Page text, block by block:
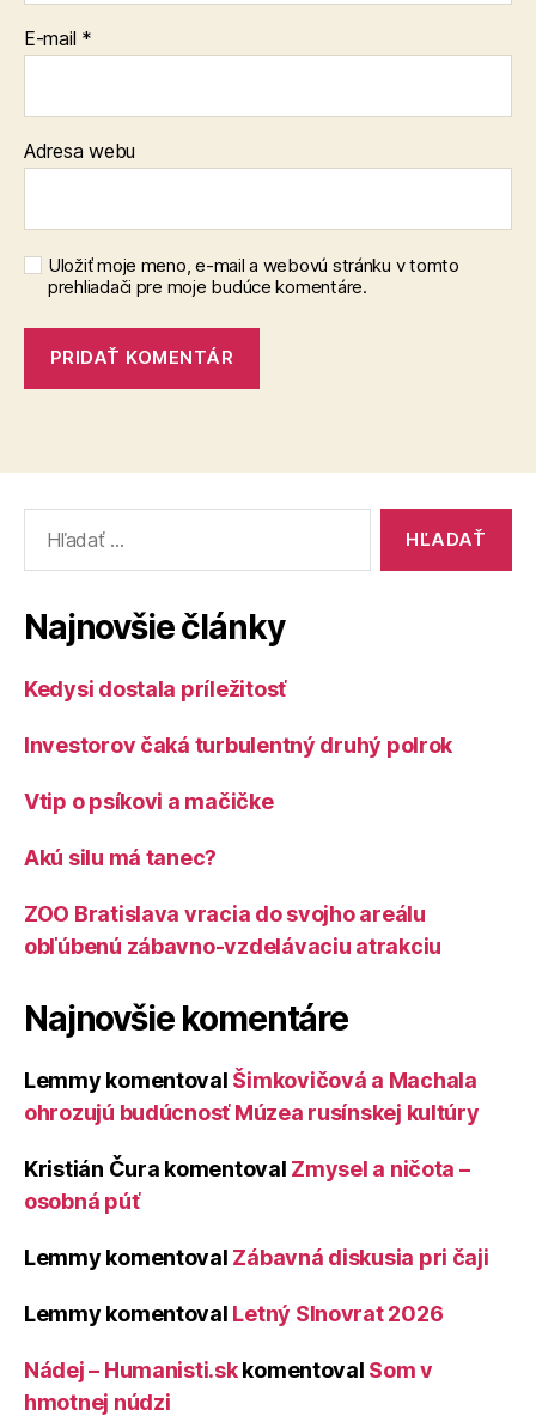
E-mail *
Adresa webu
Uložiť moje meno, e-mail a webovú stránku v tomto
prehliadači pre moje budúce komentáre.
Najnovšie články
Kedysi dostala príležitosť
Investorov čaká turbulentný druhý polrok
Vtip o psíkovi a mačičke
Akú silu má tanec?
ZOO Bratislava vracia do svojho areálu
obľúbenú zábavno-vzdelávaciu atrakciu
Najnovšie komentáre
Lemmy komentoval Šimkovičová a Machala
ohrozujú budúcnosť Múzea rusínskej kultúry
Kristián Čura komentoval Zmysel a ničota –
osobná púť
Lemmy komentoval Zábavná diskusia pri čaji
Lemmy komentoval Letný Slnovrat 2026
Nádej – Humanisti.skkomentoval Som v
hmotnej núdzi